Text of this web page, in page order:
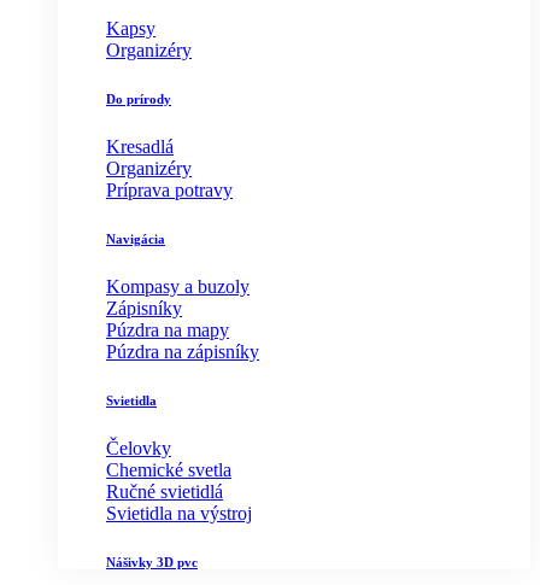
Kapsy
Organizéry
Do prírody
Kresadlá
Organizéry
Príprava potravy
Navigácia
Kompasy a buzoly
Zápisníky
Púzdra na mapy
Púzdra na zápisníky
Svietidla
Čelovky
Chemické svetla
Ručné svietidlá
Svietidla na výstroj
Nášivky 3D pvc